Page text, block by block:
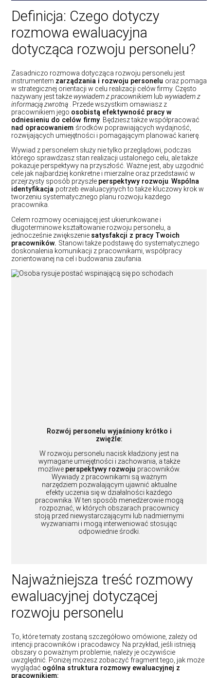
Definicja: Czego dotyczy
rozmowa ewaluacyjna
dotycząca rozwoju personelu?
Zasadniczo rozmowa dotycząca rozwoju personelu jest
instrumentem zarządzania i rozwoju personelu oraz pomaga
w strategicznej orientacji w celu realizacji celów firmy. Często
nazywany jest także wywiadem z pracownikiem lub wywiadem z
informacją zwrotną . Przede wszystkim omawiasz z
pracownikiem jego osobistą efektywność pracy w
odniesieniu do celów firmy. Będziesz także współpracować
nad opracowaniem środków poprawiających wydajność,
rozwijających umiejętności i pomagającym planować karierę.
Wywiad z personelem służy nie tylko przeglądowi, podczas
którego sprawdzasz stan realizacji ustalonego celu, ale także
pokazuje perspektywy na przyszłość. Ważne jest, aby uzgodnić
cele jak najbardziej konkretne i mierzalne oraz przedstawić w
przejrzysty sposób przyszłe perspektywy rozwoju. Wspólna
identyfikacja potrzeb ewaluacyjnych to także kluczowy krok w
tworzeniu systematycznego planu rozwoju każdego
pracownika.
Celem rozmowy oceniającej jest ukierunkowane i
długoterminowe kształtowanie rozwoju personelu, a
jednocześnie zwiększenie satysfakcji z pracy Twoich
pracowników. Stanowi także podstawę do systematycznego
doskonalenia komunikacji z pracownikami, współpracy
zorientowanej na cel i budowania zaufania.
Rozwój personelu wyjaśniony krótko i
zwięźle:
W rozwoju personelu nacisk kładziony jest na
wymagane umiejętności i zachowania, a także
możliwe perspektywy rozwoju pracowników.
Wywiady z pracownikami są ważnym
narzędziem pozwalającym ujawnić aktualne
efekty uczenia się w działalności każdego
pracownika. W ten sposób menedżerowie mogą
rozpoznać, w których obszarach pracownicy
stoją przed niewystarczającymi lub nadmiernymi
wyzwaniami i mogą interweniować stosując
odpowiednie środki.
Najważniejsza treść rozmowy
ewaluacyjnej dotyczącej
rozwoju personelu
To, które tematy zostaną szczegółowo omówione, zależy od
intencji pracowników i pracodawcy. Na przykład, jeśli istnieją
obszary o poważnym problemie, należy je oczywiście
uwzględnić. Poniżej możesz zobaczyć fragment tego, jak może
wyglądać ogólna struktura rozmowy ewaluacyjnej z
pracownikiem: